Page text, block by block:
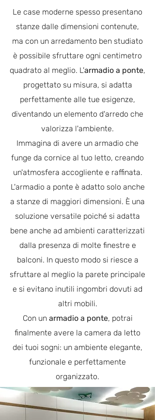
Le case moderne spesso presentano
stanze dalle dimensioni contenute,
ma con un arredamento ben studiato
è possibile sfruttare ogni centimetro
quadrato al meglio. L'armadio a ponte,
progettato su misura, si adatta
perfettamente alle tue esigenze,
diventando un elemento d'arredo che
valorizza l'ambiente.
Immagina di avere un armadio che
funge da cornice al tuo letto, creando
un'atmosfera accogliente e raffinata.
L'armadio a ponte è adatto solo anche
a stanze di maggiori dimensioni. È una
soluzione versatile poiché si adatta
bene anche ad ambienti caratterizzati
dalla presenza di molte finestre e
balconi. In questo modo si riesce a
sfruttare al meglio la parete principale
e si evitano inutili ingombri dovuti ad
altri mobili.
Con un armadio a ponte, potrai
finalmente avere la camera da letto
dei tuoi sogni: un ambiente elegante,
funzionale e perfettamente
organizzato.